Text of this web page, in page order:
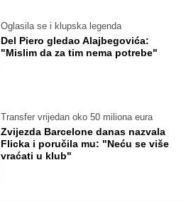
Oglasila se i klupska legenda
Del Piero gledao Alajbegovića:
"Mislim da za tim nema potrebe"
Transfer vrijedan oko 50 miliona eura
Zvijezda Barcelone danas nazvala
Flicka i poručila mu: "Neću se više
vraćati u klub"